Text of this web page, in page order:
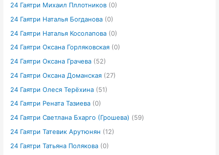
24 Гаятри Михаил Пллотников (0)
24 Гаятри Наталья Богданова (0)
24 Гаятри Наталья Косолапова (0)
24 Гаятри Оксана Горляковская (0)
24 Гаятри Оксана Грачева (52)
24 Гаятри Оксана Доманская (27)
24 Гаятри Олеся Терёхина (51)
24 Гаятри Рената Тазиева (0)
24 Гаятри Светлана Бхарго (Грошева) (59)
24 Гаятри Татевик Арутюнян (12)
24 Гаятри Татьяна Полякова (0)